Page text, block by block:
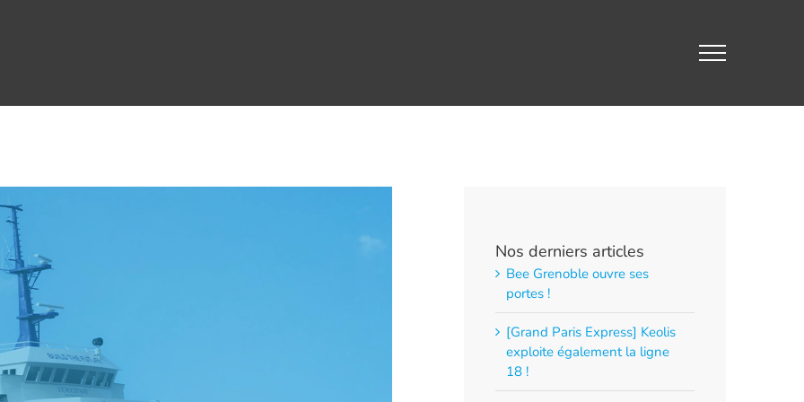
Nos derniers articles
Bee Grenoble ouvre ses
portes !
[Grand Paris Express] Keolis
exploite également la ligne
18 !